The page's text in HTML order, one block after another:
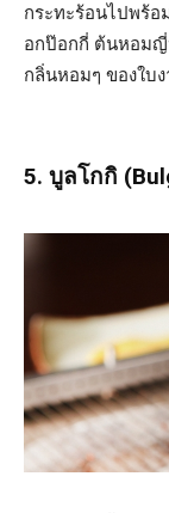
กระทะร้อนไปพร้อ
อกป๊อกกี่ ต้นหอมญี่
กลิ่นหอมๆ ของใบ
5. บูลโกกิ